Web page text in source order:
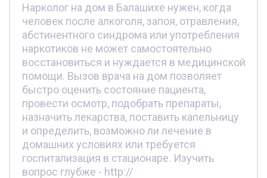
Нарколог на дом в Балашихе нужен, когда
человек после алкоголя, запоя, отравления,
абстинентного синдрома или употребления
наркотиков не может самостоятельно
восстановиться и нуждается в медицинской
помощи. Вызов врача на дом позволяет
быстро оценить состояние пациента,
провести осмотр, подобрать препараты,
назначить лекарства, поставить капельницу
и определить, возможно ли лечение в
домашних условиях или требуется
госпитализация в стационаре. Изучить
вопрос глубже - http://